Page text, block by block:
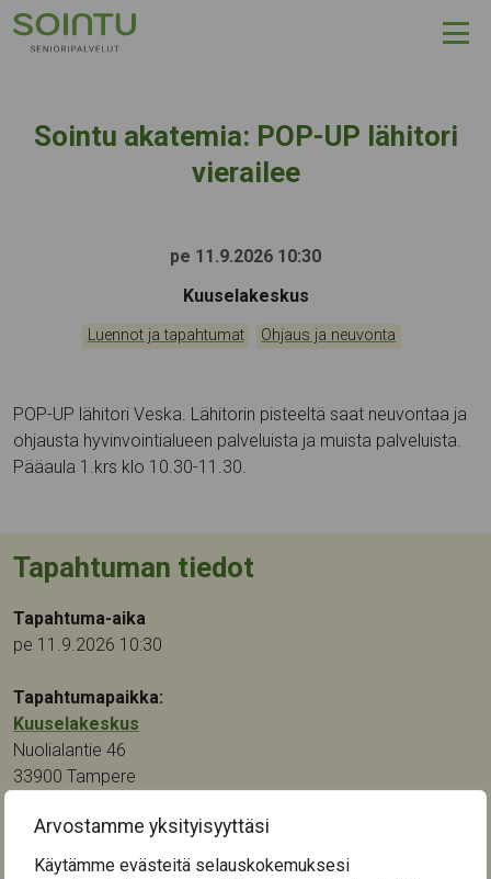
Arvostamme yksityisyyttäsi
Käytämme evästeitä selauskokemuksesi
Hyppää sisältöön
Sointu akatemia: POP-UP lähitori
vierailee
pe 11.9.2026 10:30
Tapahtumapaikka:
Kuuselakeskus
Kategoriat:
Luennot ja tapahtumat Ohjaus ja neuvonta
POP-UP lähitori Veska. Lähitorin pisteeltä saat neuvontaa ja
ohjausta hyvinvointialueen palveluista ja muista palveluista.
Pääaula 1.krs klo 10.30-11.30.
Tapahtuman tiedot
Tapahtuma-aika
pe 11.9.2026 10:30
Tapahtumapaikka:
Kuuselakeskus
Nuolialantie 46
33900 Tampere
Kategoriat:
Luennot ja tapahtumat, Ohjaus ja neuvonta